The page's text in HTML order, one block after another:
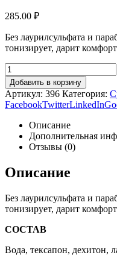
285.00 ₽
Без лаурилсульфата и
тонизирует, дарит
Добавить в корзину
Артикул: 396 Категория:
FacebookTwitterLinkedIn
Описание
Дополнительная
Отзывы (0)
Описание
Без лаурилсульфата и
тонизирует, дарит
СОСТАВ
Вода, тексапон, дехитон,